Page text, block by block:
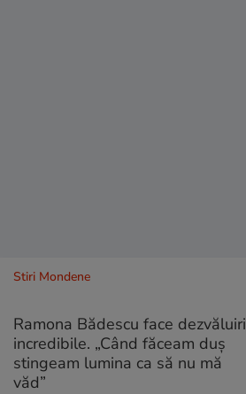
Stiri Mondene
Ramona Bădescu face dezvăluiri
incredibile. „Când făceam duș
stingeam lumina ca să nu mă
văd”